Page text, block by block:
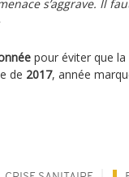
s’aggrave. Il
pour éviter que la
de 2017, année